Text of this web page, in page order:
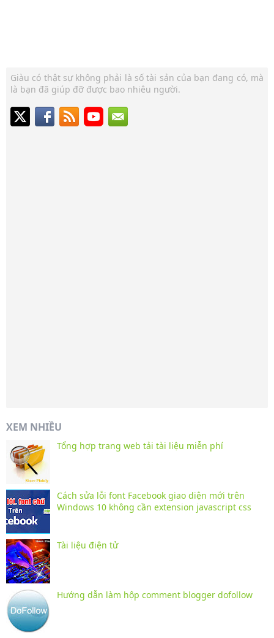
Giàu có thật sự không phải là số tài sản của bạn đang có, mà
là bạn đã giúp đỡ được bao nhiêu người.
XEM NHIỀU
Tổng hợp trang web tải tài liệu miễn phí
Cách sửa lỗi font Facebook giao diện mới trên
Windows 10 không cần extension javascript css
Tài liệu điện tử
Hướng dẫn làm hộp comment blogger dofollow